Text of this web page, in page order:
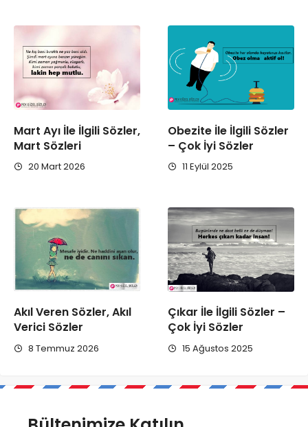
Mart Ayı İle İlgili Sözler,
Mart Sözleri
20 Mart 2026
Obezite İle İlgili Sözler
– Çok İyi Sözler
11 Eylül 2025
Akıl Veren Sözler, Akıl
Verici Sözler
8 Temmuz 2026
Çıkar İle İlgili Sözler –
Çok İyi Sözler
15 Ağustos 2025